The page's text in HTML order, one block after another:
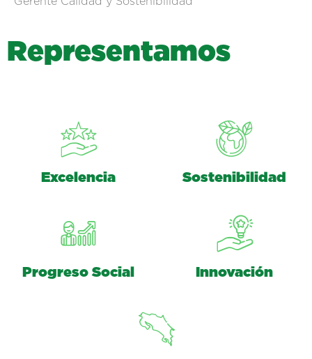
Representamos
Excelencia Sostenibilidad
Progreso Social Innovación